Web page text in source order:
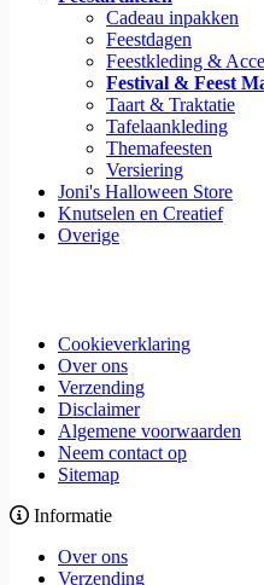
Cadeau inpakken
Feestdagen
Feestkleding &
Festival & Feest
Taart & Traktatie
Tafelaankleding
Themafeesten
Versiering
Joni's Halloween Store
Knutselen en Creatief
Overige
Cookieverklaring
Over ons
Verzending
Disclaimer
Algemene voorwaarden
Neem contact op
Sitemap
Informatie
Over ons
Verzending